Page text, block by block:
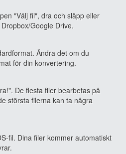
"Välj fil", dra och släpp eller
Google Drive.
Ändra det om du
för din konvertering.
De flesta filer bearbetas på
största filerna kan ta några
fil. Dina filer kommer automatiskt